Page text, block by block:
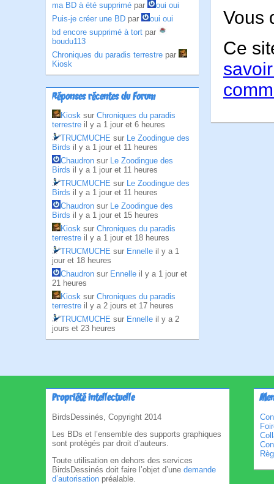
ma BD à été supprimé par
oui oui
Puis-je créer une BD par
oui oui
bd encore supprimé à tort par
boudu113
Chroniques du paradis terrestre par
Kiosk
Réponses récentes du Forum
Kiosk sur Chroniques du paradis
terrestre il y a 1 jour et 6 heures
TRUCMUCHE sur Le Zoodingue des
Birds il y a 1 jour et 11 heures
Chaudron sur Le Zoodingue des
Birds il y a 1 jour et 11 heures
TRUCMUCHE sur Le Zoodingue des
Birds il y a 1 jour et 11 heures
Chaudron sur Le Zoodingue des
Birds il y a 1 jour et 15 heures
Kiosk sur Chroniques du paradis
terrestre il y a 1 jour et 18 heures
TRUCMUCHE sur Ennelle il y a 1
jour et 18 heures
Chaudron sur Ennelle il y a 1 jour et
21 heures
Kiosk sur Chroniques du paradis
terrestre il y a 2 jours et 17 heures
TRUCMUCHE sur Ennelle il y a 2
jours et 23 heures
Vous
Ce
Propriété intellectuelle
BirdsDessinés, Copyright 2014
Les BDs et l’ensemble des supports graphiques
sont protégés par droit d’auteurs.
Toute utilisation en dehors des services
BirdsDessinés doit faire l’objet d’une demande
d’autorisation préalable.